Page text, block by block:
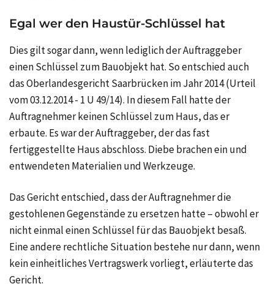
Egal wer den Haustür-Schlüssel hat
Dies gilt sogar dann, wenn lediglich der Auftraggeber
einen Schlüssel zum Bauobjekt hat. So entschied auch
das Oberlandesgericht Saarbrücken im Jahr 2014 (Urteil
vom 03.12.2014 - 1 U 49/14). In diesem Fall hatte der
Auftragnehmer keinen Schlüssel zum Haus, das er
erbaute. Es war der Auftraggeber, der das fast
fertiggestellte Haus abschloss. Diebe brachen ein und
entwendeten Materialien und Werkzeuge.
Das Gericht entschied, dass der Auftragnehmer die
gestohlenen Gegenstände zu ersetzen hatte – obwohl er
nicht einmal einen Schlüssel für das Bauobjekt besaß.
Eine andere rechtliche Situation bestehe nur dann, wenn
kein einheitliches Vertragswerk vorliegt, erläuterte das
Gericht.